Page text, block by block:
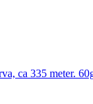
ca 335 meter.